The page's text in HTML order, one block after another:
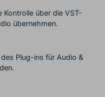
Kontrolle über die VST-
übernehmen.
Plug-ins für Audio &